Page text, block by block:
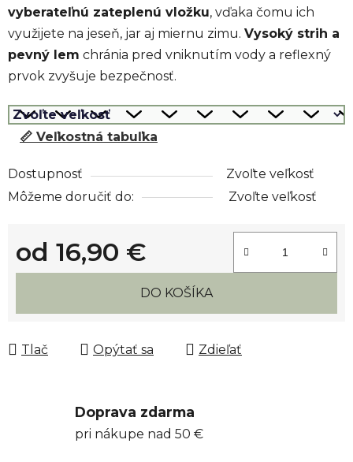
vyberateľnú zateplenú vložku, vďaka čomu ich
využijete na jeseň, jar aj miernu zimu. Vysoký strih a
pevný lem chránia pred vniknutím vody a reflexný
prvok zvyšuje bezpečnosť.
📏 Veľkostná tabuľka
Dostupnosť
Zvoľte veľkosť
Môžeme doručiť do:
Zvoľte veľkosť
od 16,90 €
Jednotková cena:
DO KOŠÍKA
Tlač Opýtať sa Zdieľať
Doprava zdarma
pri nákupe nad 50 €